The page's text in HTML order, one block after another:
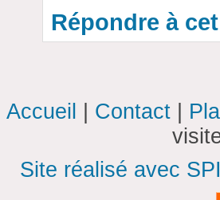
Répondre à
Accueil Contact
Site réalisé avec